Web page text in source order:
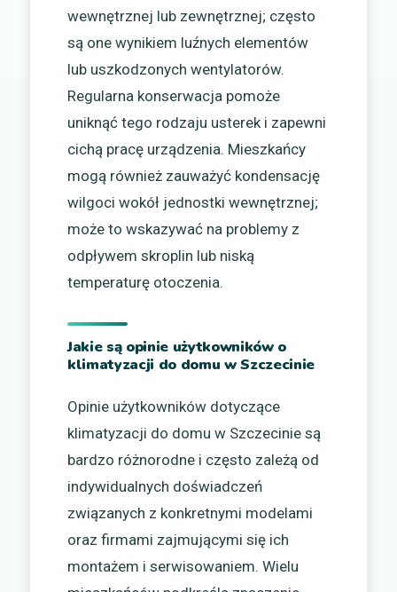
wewnętrznej lub zewnętrznej; często
są one wynikiem luźnych elementów
lub uszkodzonych wentylatorów.
Regularna konserwacja pomoże
uniknąć tego rodzaju usterek i zapewni
cichą pracę urządzenia. Mieszkańcy
mogą również zauważyć kondensację
wilgoci wokół jednostki wewnętrznej;
może to wskazywać na problemy z
odpływem skroplin lub niską
temperaturę otoczenia.
Jakie są opinie użytkowników o
klimatyzacji do domu w Szczecinie
Opinie użytkowników dotyczące
klimatyzacji do domu w Szczecinie są
bardzo różnorodne i często zależą od
indywidualnych doświadczeń
związanych z konkretnymi modelami
oraz firmami zajmującymi się ich
montażem i serwisowaniem. Wielu